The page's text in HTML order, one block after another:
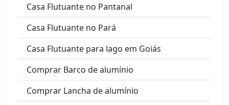
Casa Flutuante no Pantanal
Casa Flutuante no Pará
Casa Flutuante para lago em Goiás
Comprar Barco de alumínio
Comprar Lancha de alumínio